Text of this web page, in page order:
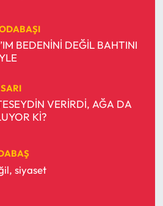
BEDENİNİ DEĞİL BAHTINI
VERİRDİ, AĞA DA
Kİ?
siyaset